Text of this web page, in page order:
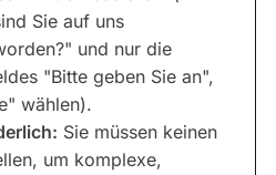
Sie auf uns
und nur die
"Bitte geben Sie an",
wählen).
Sie müssen keinen
um komplexe,